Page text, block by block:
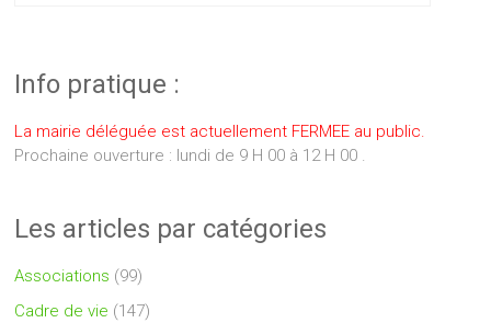
Info pratique :
La mairie déléguée est actuellement FERMEE au public.
Prochaine ouverture : lundi de 9 H 00 à 12 H 00 .
Les articles par catégories
Associations (99)
Cadre de vie (147)